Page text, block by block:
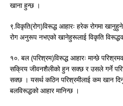
खाना हुन्छ ।
९.विकृति(रोग)विरूद्ध आहारः हरेक रोगमा
रोग अनुरूप नभएको खानेहुरूलाई विकृति
१०. बल (परिश्रम)विरूद्ध आहारः मान्छे
सक्रिय जीवनशैलीको हुन सक्छ र उसले गर्ने
सक्छ । यसर्थ कठिन परिश्रमीलाई कम खान
बलविरूद्धको आहार मानिन्छ ।